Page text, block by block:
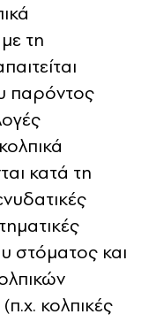
τη
παρόντος
κατά τη
στόματος και
κολπικές